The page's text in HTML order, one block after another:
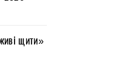
щити»